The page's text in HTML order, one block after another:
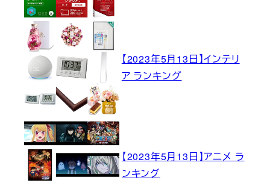
【2023年5月13日】インテリ
ア ランキング
【2023年5月13日】アニメ ラ
ンキング